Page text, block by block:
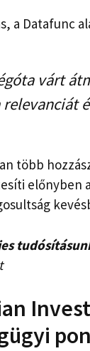
a Datafunc
várt
több
előnyben